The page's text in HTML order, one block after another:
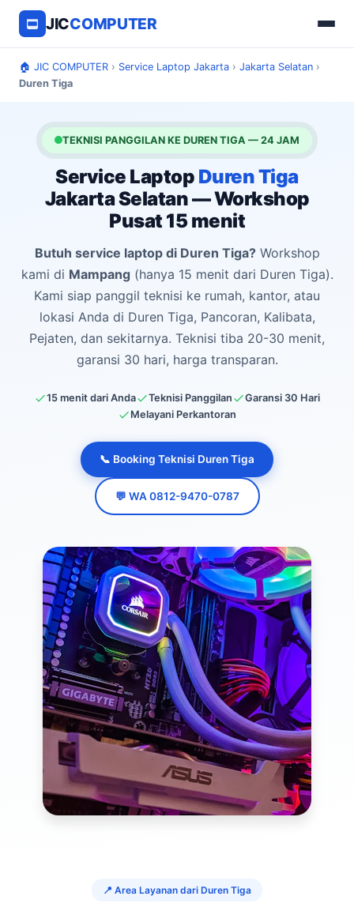
JICCOMPUTER
🏠 JIC COMPUTER › Service Laptop Jakarta › Jakarta Selatan ›
Duren Tiga
TEKNISI PANGGILAN KE DUREN TIGA — 24 JAM
Service Laptop Duren Tiga
Jakarta Selatan — Workshop
Pusat 15 menit
Butuh service laptop di Duren Tiga?Workshop
kami di Mampang(hanya 15 menit dari Duren Tiga).
Kami siap panggil teknisi ke rumah, kantor, atau
lokasi Anda di Duren Tiga, Pancoran, Kalibata,
Pejaten, dan sekitarnya. Teknisi tiba 20-30 menit,
garansi 30 hari, harga transparan.
15 menit dari Anda Teknisi Panggilan
Garansi 30 Hari
Melayani Perkantoran
📞 Booking Teknisi Duren Tiga
💬 WA 0812-9470-0787
📍 Area Layanan dari Duren Tiga